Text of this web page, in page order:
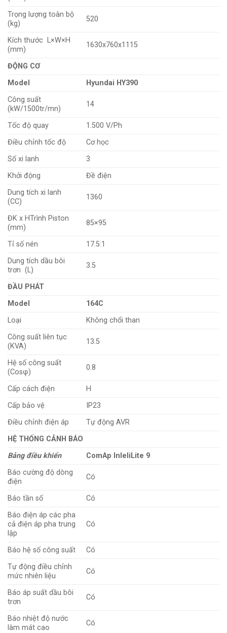
Trọng lượng toàn bộ
(kg)
520
Kích thước L×W×H
(mm)
1630x760x1115
ĐỘNG CƠ
Model
Hyundai HY390
Công suất
(kW/1500tr/mn)
14
Tốc độ quay
1.500 V/Ph
Điều chỉnh tốc độ
Cơ học
Số xi lanh
3
Khởi động
Đề điện
Dung tích xi lanh
(CC)
1360
ĐK x HTrình Piston
(mm)
85×95
Tỉ số nén
17.5:1
Dung tích dầu bôi
trơn (L)
3.5
ĐẦU PHÁT
Model
164C
Loại
Không chổi than
Công suất liên tục
(KVA)
13.5
Hệ số công suất
(Cosφ)
0.8
Cấp cách điện
H
Cấp bảo vệ
IP23
Điều chỉnh điện áp
Tự động AVR
HỆ THỐNG CẢNH BÁO
Bảng điều khiển
ComAp InleliLite 9
Báo cường độ dòng
điện
Có
Báo tần số
Có
Báo điện áp các pha
cả điện áp pha trung
lập
Có
Báo hệ số công suất
Có
Tự động điều chỉnh
mức nhiên liệu
Có
Báo áp suất dầu bôi
trơn
Có
Báo nhiệt độ nước
làm mát cao
Có